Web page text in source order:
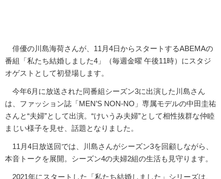
俳優の川島海荷さんが、11月4日からスタートするABEMAの
番組「私たち結婚しました4」（毎週金曜 午後11時）にスタジ
オゲストとして初登場します。
今年6月に放送された同番組シーズン3に出演した川島さん
は、ファッション誌「MEN’S NON-NO」専属モデルの中田圭祐
さんと“夫婦”として出演。“けいうみ夫婦”として相性抜群な仲睦
まじい様子を見せ、話題となりました。
11月4日放送回では、川島さんがシーズン3を回顧しながら、
本音トークを展開。シーズン4の夫婦2組の生活も見守ります。
2021年にスタートした「私たち結婚しました」シリーズは、